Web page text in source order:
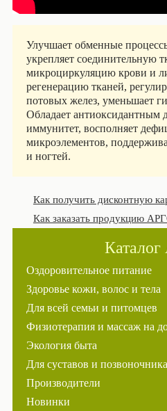
Улучшает обменные
укрепляет соединительную
микроциркуляцию крови и
регенерацию тканей,
потовых желез, уменьшает
Обладает антиоксидантным
иммунитет, восполняет
микроэлементов,
и ногтей.
Как получить дисконтную
Как заказать продукцию
Оздоровительное питание
Здоровье кожи, волос и тела
Для всей семьи и питомцев
Физиотерапия и массаж на
Экология быта
Для суставов и позвоночника
Производители
Новинки